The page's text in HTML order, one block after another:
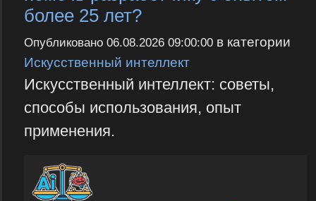
более 25 лет?
Опубликовано 06.08.2026 09:00:00в категории
Искусственный интеллект
Искусственный интеллект: советы,
способы использования, опыт
применения.